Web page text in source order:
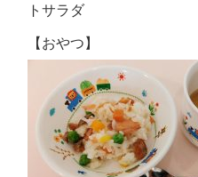
トサラダ
【おやつ】